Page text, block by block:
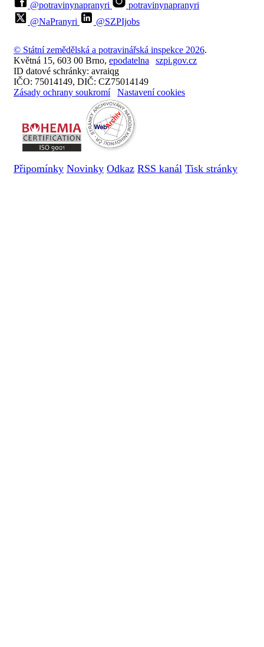
@potravinynapranyri
potravinynapranyri
@NaPranyri
@SZPIjobs
© Státní zemědělská a potravinářská inspekce 2026.
Květná 15, 603 00 Brno, epodatelna
szpi.gov.cz
ID datové schránky: avraiqg
IČO: 75014149, DIČ: CZ75014149
Zásady ochrany soukromí
Nastavení cookies
Připomínky Novinky Odkaz RSS kanál Tisk stránky